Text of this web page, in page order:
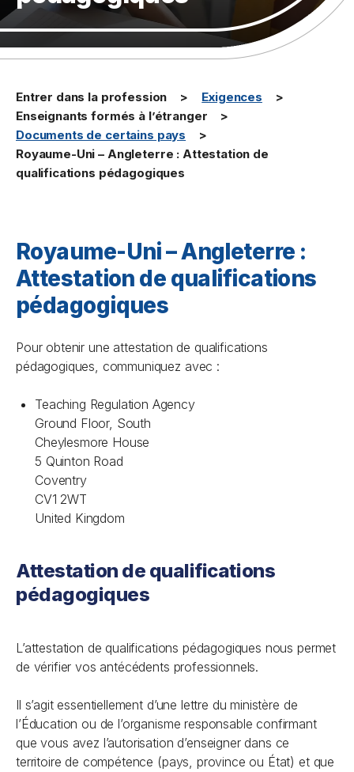
Entrer dans la profession
Exigences
Enseignants formés à l’étranger
Documents de certains pays
Royaume-Uni – Angleterre : Attestation de
qualifications pédagogiques
Royaume-Uni – Angleterre :
Attestation de qualifications
pédagogiques
Pour obtenir une attestation de qualifications
pédagogiques, communiquez avec :
Teaching Regulation Agency
Ground Floor, South
Cheylesmore House
5 Quinton Road
Coventry
CV1 2WT
United Kingdom
Attestation de qualifications
pédagogiques
L’attestation de qualifications pédagogiques nous permet
de vérifier vos antécédents professionnels.
Il s’agit essentiellement d’une lettre du ministère de
l’Éducation ou de l’organisme responsable confirmant
que vous avez l’autorisation d’enseigner dans ce
territoire de compétence (pays, province ou État) et que